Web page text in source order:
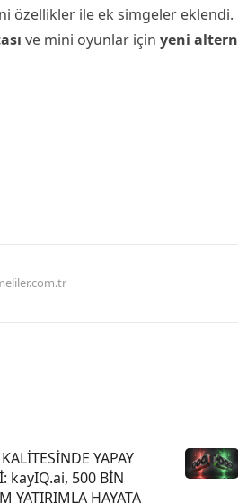
özellikler ile ek simgeler
ve mini oyunlar için yeni
YAPAY
kayIQ.ai, 500 BİN
YATIRIMLA HAYATA